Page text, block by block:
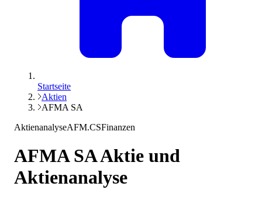
Startseite
Aktien
AFMA SA
AktienanalyseAFM.CSFinanzen
AFMA SAAktie und
Aktienanalyse